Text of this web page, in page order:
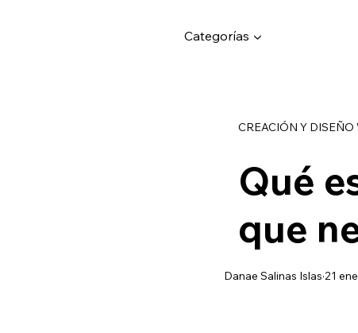
Categorías ▼
CREACIÓN Y DISEÑO
Qué
que
Danae Salinas Islas 21